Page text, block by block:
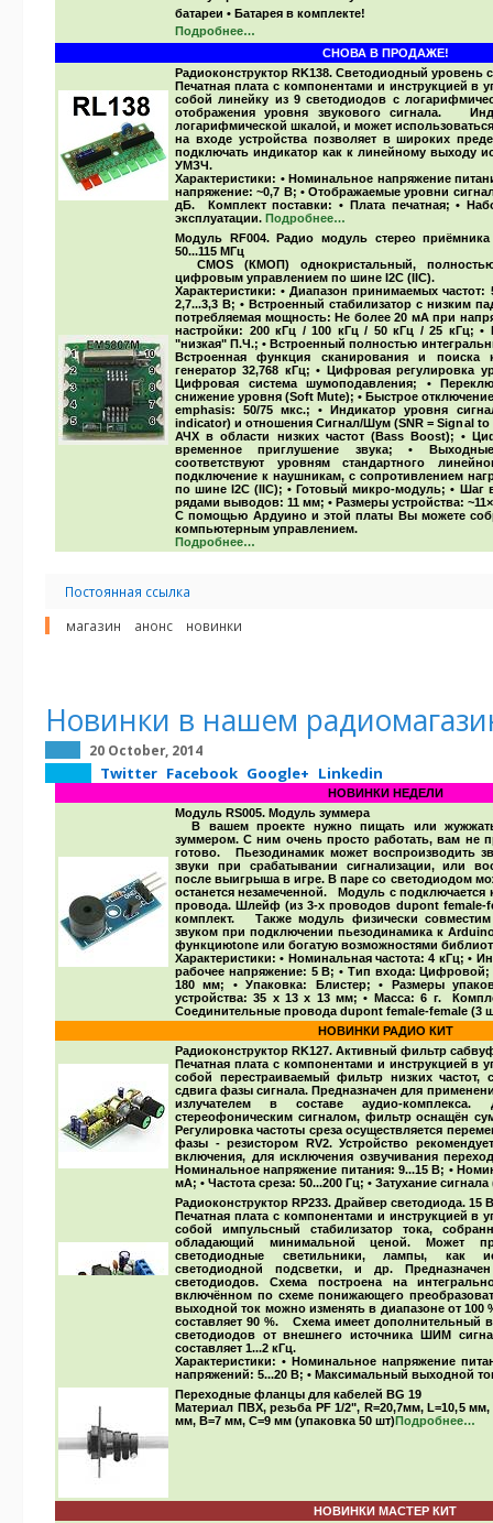
батареи • Батарея в комплекте!
Подробнее…
СНОВА В ПРОДАЖЕ!
Радиоконструктор RK138. Светодиодный уровень
Печатная плата с компонентами и инструкцией в
собой линейку из 9 светодиодов с
отображения уровня звукового сигнала.
логарифмической шкалой, и может
на входе устройства позволяет в широких
подключать индикатор как к линейному выходу
УМЗЧ.
Характеристики: • Номинальное напряжение
напряжение: ~0,7 В; • Отображаемые уровни
дБ. Комплект поставки: • Плата печатная; •
эксплуатации. Подробнее…
Модуль RF004. Радио модуль стерео
50...115 МГц
CMOS (КМОП) однокристальный,
цифровым управлением по шине I2C (IIC).
Характеристики: • Диапазон принимаемых частот:
2,7...3,3 В; • Встроенный стабилизатор с низким
потребляемая мощность: Не более 20 мА при
настройки: 200 кГц / 100 кГц / 50 кГц / 25 кГц; •
"низкая" П.Ч.; • Встроенный полностью
Встроенная функция сканирования и
генератор 32,768 кГц; • Цифровая регулировка
Цифровая система шумоподавления; •
снижение уровня (Soft Mute); • Быстрое
emphasis: 50/75 мкс.; • Индикатор уровня
indicator) и отношения Сигнал/Шум (SNR = Signal
АЧХ в области низких частот (Bass Boost); •
временное приглушение звука; •
соответствуют уровням стандартного
подключение к наушникам, с сопротивлением
по шине I2C (IIC); • Готовый микро-модуль; • Шаг
рядами выводов: 11 мм; • Размеры устройства:
С помощью Ардуино и этой платы Вы можете
компьютерным управлением.
Подробнее…
Постоянная ссылка
магазин
анонс новинки
Новинки в нашем
20 October, 2014
Twitter Facebook Google+ Linkedin
НОВИНКИ НЕДЕЛИ
Модуль RS005. Модуль зуммера
В вашем проекте нужно пищать или
зуммером. С ним очень просто работать, вам не
готово. Пьезодинамик может воспроизводить
звуки при срабатывании сигнализации, или
после выигрыша в игре. В паре со светодиодом
останется незамеченной. Модуль с подключается
провода. Шлейф (из 3-х проводов dupont female-
комплект. Также модуль физически
звуком при подключении пьезодинамика к
функциюtone или богатую возможностями
Характеристики: • Номинальная частота: 4 кГц; •
рабочее напряжение: 5 В; • Тип входа: Цифровой;
180 мм; • Упаковка: Блистер; • Размеры
устройства: 35 x 13 x 13 мм; • Масса: 6 г.
Соединительные провода dupont female-female (3
НОВИНКИ РАДИО КИТ
Радиоконструктор RK127. Активный фильтр
Печатная плата с компонентами и инструкцией в
собой перестраиваемый фильтр низких частот,
сдвига фазы сигнала. Предназначен для
излучателем в составе аудио-
стереофоническим сигналом, фильтр оснащён
Регулировка частоты среза осуществляется
фазы - резистором RV2. Устройство
включения, для исключения озвучивания
Номинальное напряжение питания: 9...15 В; •
мА; • Частота среза: 50...200 Гц; • Затухание
Радиоконструктор RP233. Драйвер светодиода. 15
Печатная плата с компонентами и инструкцией в
собой импульсный стабилизатор тока,
обладающий минимальной ценой. Может
светодиодные светильники, лампы, как
светодиодной подсветки, и др.
светодиодов. Схема построена на
включённом по схеме понижающего
выходной ток можно изменять в диапазоне от
составляет 90 %. Схема имеет дополнительный
светодиодов от внешнего источника ШИМ
составляет 1...2 кГц.
Характеристики: • Номинальное напряжение
напряжений: 5...20 В; • Максимальный выходной
Переходные фланцы для кабелей BG 19
Материал ПВХ, резьба PF 1/2", R=20,7мм, L=10,5
мм, B=7 мм, C=9 мм (упаковка 50 шт) Подробнее…
НОВИНКИ МАСТЕР КИТ